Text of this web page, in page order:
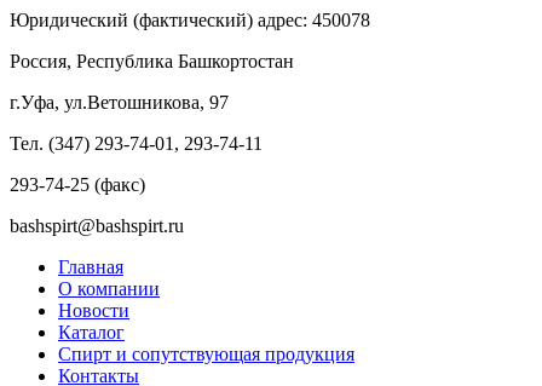
Юридический (фактический) адрес: 450078
Россия, Республика Башкортостан
г.Уфа, ул.Ветошникова, 97
Тел. (347) 293-74-01, 293-74-11
293-74-25 (факс)
bashspirt@bashspirt.ru
Главная
О компании
Новости
Каталог
Спирт и сопутствующая продукция
Контакты